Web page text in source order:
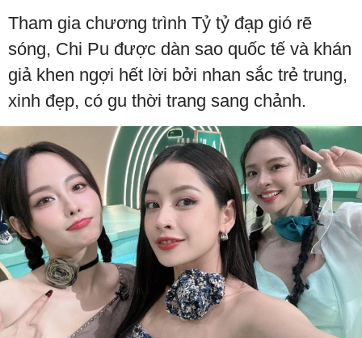
Tham gia chương trình Tỷ tỷ đạp gió rẽ
sóng, Chi Pu được dàn sao quốc tế và khán
giả khen ngợi hết lời bởi nhan sắc trẻ trung,
xinh đẹp, có gu thời trang sang chảnh.